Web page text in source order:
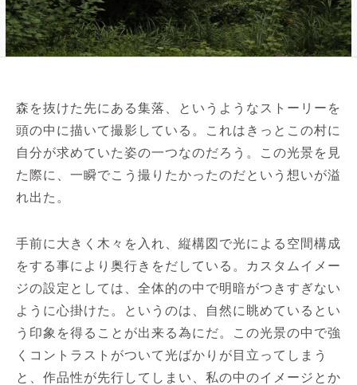
森を抜けた先にある集落、というようなストーリーを
頭の中に描いて撮影している。これはきっとこの村に
自分が求めていた姿の一つなのだろう。この光景を見
た際に、一瞬でこう撮りたかったのだという想いが溢
れ出た。
手前に大きく木々を入れ、縦構図で光による空間構成
をする事により奥行きをだしている。カスタムイメー
ジの設定としては、全体的の中で明暗がつきすぎない
ように心掛けた。というのは、自然に眺めているとい
う印象を得ることが出来る為にだ。この光景の中で強
くコントラストがついて光ばかりが目立ってしまう
と、作品性が先行してしまい、私の中のイメージとか